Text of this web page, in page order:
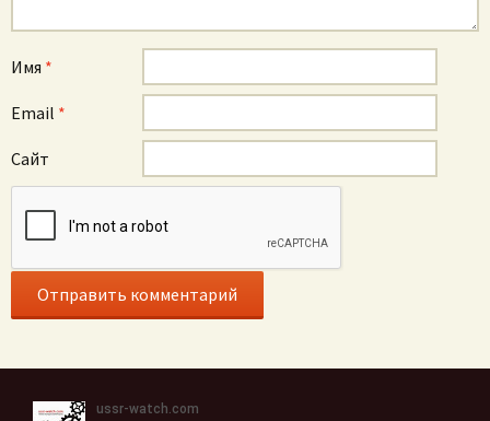
Имя *
Email *
Сайт